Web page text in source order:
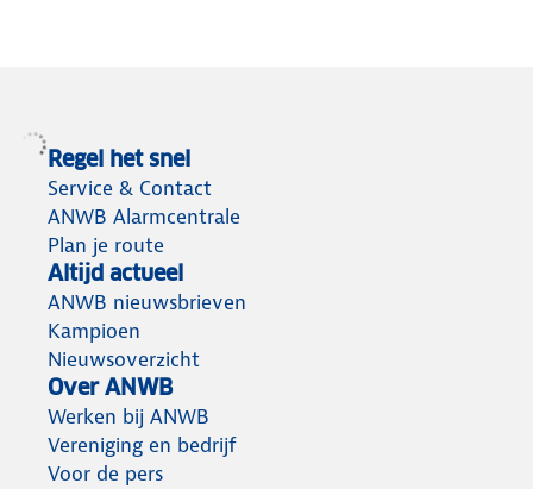
Regel het snel
Service & Contact
ANWB Alarmcentrale
Plan je route
Altijd actueel
ANWB nieuwsbrieven
Kampioen
Nieuwsoverzicht
Over ANWB
Werken bij ANWB
Vereniging en bedrijf
Voor de pers